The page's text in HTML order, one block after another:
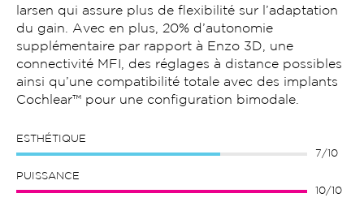
larsen qui assure plus de flexibilité sur l’adaptation
du gain. Avec en plus, 20% d’autonomie
supplémentaire par rapport à Enzo 3D, une
connectivité MFI, des réglages à distance possibles
ainsi qu’une compatibilité totale avec des implants
Cochlear™ pour une configuration bimodale.
ESTHÉTIQUE
7/10
PUISSANCE
10/10